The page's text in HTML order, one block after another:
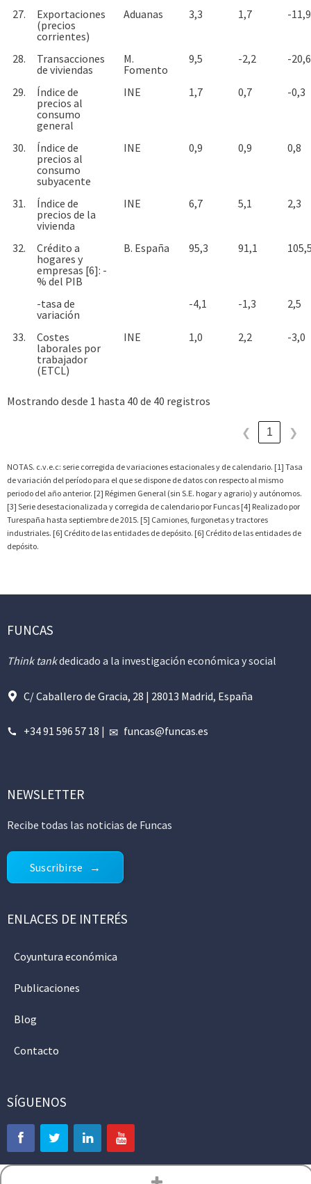
27.
Exportaciones
(precios
corrientes)
Aduanas 3,3 1,7 -11,9
28.
Transacciones
de viviendas
M.
Fomento
9,5 -2,2 -20,6
29.
Índice de
precios al
consumo
general
INE 1,7 0,7 -0,3
30.
Índice de
precios al
consumo
subyacente
INE 0,9 0,9 0,8
31.
Índice de
precios de la
vivienda
INE 6,7 5,1 2,3
32.
Crédito a
hogares y
empresas [6]: -
% del PIB
B. España 95,3 91,1
-tasa de
variación
-4,1 -1,3 2,5
33.
Costes
laborales por
trabajador
(ETCL)
INE 1,0 2,2 -3,0
Mostrando desde 1 hasta 40 de 40 registros
❮ 1 ❯
NOTAS. c.v.e.c: serie corregida de variaciones estacionales y de calendario. [1] Tasa
de variación del período para el que se dispone de datos con respecto al mismo
periodo del año anterior. [2] Régimen General (sin S.E. hogar y agrario) y autónomos.
[3] Serie desestacionalizada y corregida de calendario por Funcas [4] Realizado por
Turespaña hasta septiembre de 2015. [5] Camiones, furgonetas y tractores
industriales. [6] Crédito de las entidades de depósito. [6] Crédito de las entidades de
depósito.
FUNCAS
Think tankdedicado a la investigación económica y social
C/ Caballero de Gracia, 28 | 28013 Madrid, España
+34 91 596 57 18 | funcas@funcas.es
NEWSLETTER
Recibe todas las noticias de Funcas
Suscribirse
ENLACES DE INTERÉS
Coyuntura económica
Publicaciones
Blog
Contacto
SÍGUENOS